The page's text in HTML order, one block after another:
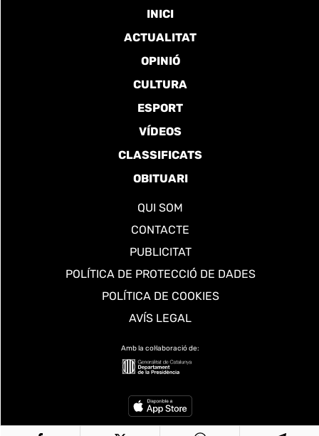
INICI
ACTUALITAT
OPINIÓ
CULTURA
ESPORT
VÍDEOS
CLASSIFICATS
OBITUARI
QUI SOM
CONTACTE
PUBLICITAT
POLÍTICA DE PROTECCIÓ DE DADES
POLÍTICA DE COOKIES
AVÍS LEGAL
Amb la col·laboració de: